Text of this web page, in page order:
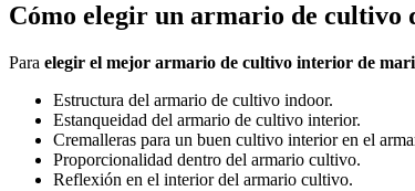
Cómo elegir un armario de
Para elegir el mejor armario de cultivo interior de
Estructura del armario de cultivo indoor.
Estanqueidad del armario de cultivo interior.
Cremalleras para un buen cultivo interior en el
Proporcionalidad dentro del armario cultivo.
Reflexión en el interior del armario cultivo.